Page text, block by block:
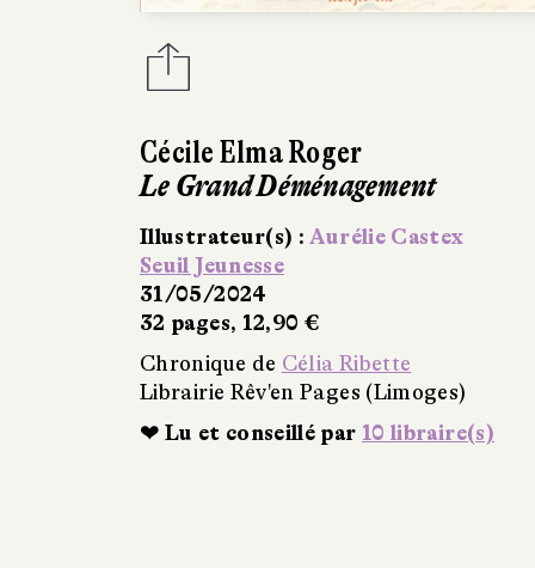
Cécile Elma Roger
Le Grand Déménagement
Illustrateur(s) :Aurélie Castex
Seuil Jeunesse
31/05/2024
32 pages, 12,90 €
Chronique de Célia Ribette
Librairie Rêv'en Pages (Limoges)
❤ Lu et conseillé par 10 libraire(s)